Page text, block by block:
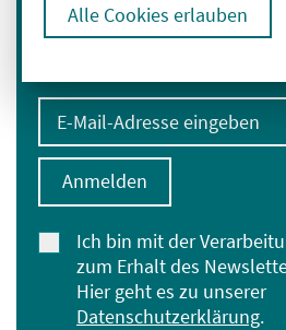
Alle Cookies erlauben
Immer informiert
E-Mail-Adresse eingeben
Ich bin mit der
zum Erhalt des
Hier geht es zu unserer
Datenschutzerklärung.
Anmelden